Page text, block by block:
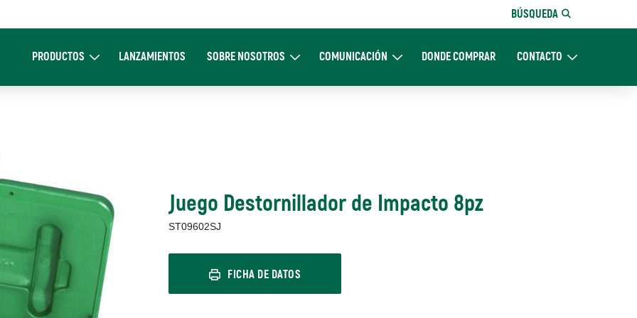
BÚSQUEDA
navigation
PRODUCTOSExpand ProductosLANZAMIENTOS SOBRE NOSOTROSExpand Sobre NosotrosCOMUNICACIÓNExpand ComunicaciónDONDE COMPRAR CONTACTOExpand CONTACTO
Juego Destornillador de Impacto 8pz
ST09602SJ
FICHA DE DATOS